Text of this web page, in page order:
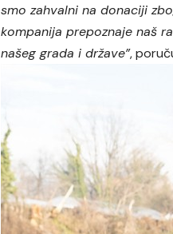
smo zahvalni na donaciji
kompanija prepoznaje naš
našeg grada i države”,